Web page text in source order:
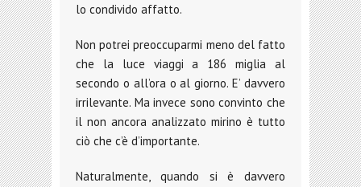
lo condivido affatto.
Non potrei preoccuparmi meno del fatto
che la luce viaggi a 186 miglia al
secondo o all’ora o al giorno. E’ davvero
irrilevante. Ma invece sono convinto che
il non ancora analizzato mirino è tutto
ciò che c’è d’importante.
Naturalmente, quando si è davvero